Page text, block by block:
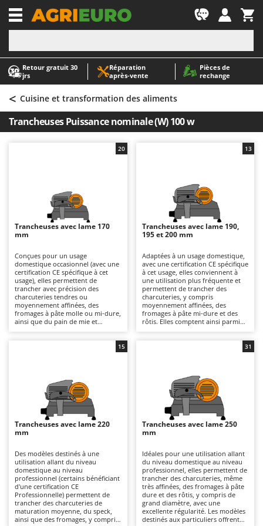
Retour gratuit 30
jrs
Réparation
après‑vente
Pièces de
rechange
-1
A
Abris de jardin
Accessoires pour tracteurs tondeuses autoportés
Aérateurs Scarificateurs pour gazon
Arracheuses de pommes de terre pour tracteur
Aspirateurs - Balais Électriques
Aspirateurs de piscine
Aspirateurs Multifonctions
Atomiseurs agricoles pour tracteurs
Atomiseurs pour traitements
Autolaveuses
Autres produits
B
Balayeuses
Bancs de scie pour le bois - Scies à bûches
Bennes pour tracteur
Brosses pour sols extérieurs
Brouettes à moteur
Broyeurs à axe horizontal pour tracteur
Butteurs pour tracteur
C
Chargeurs de batterie - Démarreurs
Charrues pour tracteur
A
AgriEuro Premium
AgriEuro TOP-LINE
AGT
ALA 2000
Alce
Ama
Ambrogio Robot
Annovi Reverberi
ANTHBOT
Archman
Ariete
Artus
Attila
Ausonia
Awelco
B
Baesso
Bahco
< Cuisine et transformation des aliments
Trancheuses Puissance nominale (W) 100 w
Trancheuses avec lame 170
mm
Conçues pour un usage
domestique occasionnel (avec une
certification CE spécifique à cet
usage), elles permettent de
trancher avec précision des
charcuteries tendres ou
moyennement affinées, des
fromages à pâte molle ou mi-dure,
ainsi que du pain de mie et
davantage leur encombrement, ce
ou les résidences secondaires.
Elles trouvent facilement leur
place dans toutes les cuisines et
sont très simples à nettoyer. Les
lames de 170 mm sont adaptées
aux petites quantités et
garantissent un bon contrôle de
l'épaisseur de coupe. Leur
nécessite un simple raccordement
au réseau. Par rapport aux
modèles équipés de lames de plus
grand diamètre, elles offrent un
encombrement réduit et une
meilleure maniabilité, ce qui les
rend idéales pour une utilisation
occasionnelle. Après chaque
utilisation, il faut nettoyer
20
Trancheuses avec lame 190,
195 et 200 mm
Adaptées à un usage domestique,
avec une certification CE spécifique
à cet usage, elles conviennent à
une utilisation plus fréquente et
permettent de trancher des
charcuteries, y compris
moyennement affinées, des
fromages à pâte mi-dure et des
rôtis. Elles comptent ainsi parmi
domestique. Les lames de 190, 195
facilite leur installation dans les
cuisines domestiques.
L'alimentation est électrique et
nécessite un raccordement direct
au réseau. Il faut nettoyer
soigneusement la lame, le plateau,
le presse-produit et le chariot
après chaque utilisation afin de
de coupe.
13
Trancheuses avec lame 220
mm
Des modèles destinés à une
utilisation allant du niveau
domestique au niveau
professionnel (certains bénéficiant
d'une certification CE
Professionnelle) permettent de
trancher des charcuteries de
maturation moyenne, du speck,
ainsi que des fromages, y compris
15
Trancheuses avec lame 250
mm
Idéales pour une utilisation allant
du niveau domestique au niveau
professionnel, elles permettent de
trancher des charcuteries, même
très affinées, des fromages à pâte
dure et des rôtis, y compris de
grand diamètre, avec une
excellente régularité. Les modèles
destinés aux particuliers offrent
31